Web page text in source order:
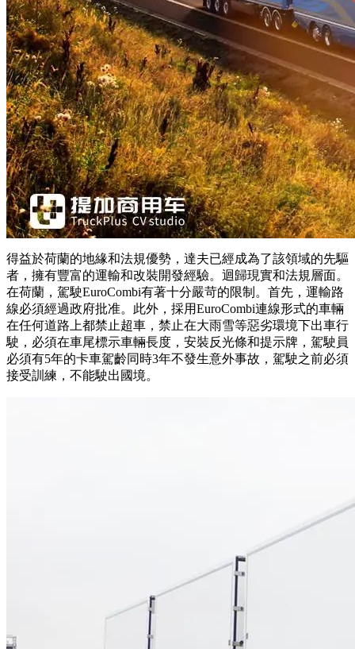
得益於荷蘭的地緣和法規優勢，達夫已經成為了該領域的先驅
者，擁有豐富的運輸和改裝開發經驗。迴歸現實和法規層面。
在荷蘭，駕駛EuroCombi有著十分嚴苛的限制。首先，運輸路
線必須經過政府批准。此外，採用EuroCombi連線形式的車輛
在任何道路上都禁止超車，禁止在大雨雪等惡劣環境下出車行
駛，必須在車尾標示車輛長度，安裝反光條和提示牌，駕駛員
必須有5年的卡車駕齡同時3年不發生意外事故，駕駛之前必須
接受訓練，不能駛出國境。